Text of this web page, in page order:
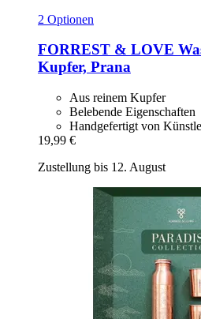
2 Optionen
FORREST & LOVE
Kupfer, Prana
Aus reinem Kupfer
Belebende Eigenschaften
Handgefertigt von
19,99 €
Zustellung bis 12. August